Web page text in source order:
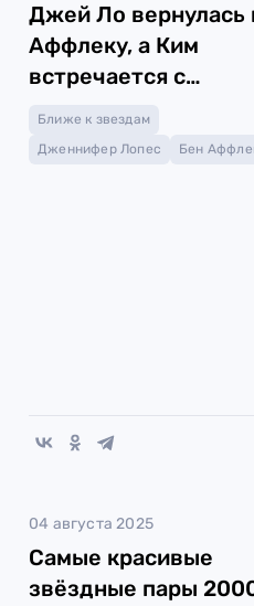
Джей Ло вернулась
Аффлеку, а Ким
встречается с
гонщиком
«Формулы-1»?
Ближе к звездам
Дженнифер Лопес
Бен
04 августа 2025
Самые красивые
звёздные пары